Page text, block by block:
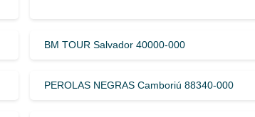
BM TOUR Salvador 40000-000
PEROLAS NEGRAS Camboriú 88340-000